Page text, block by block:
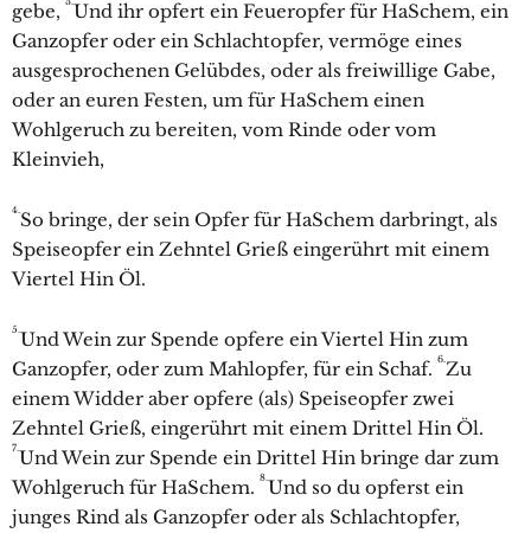
gebe,
Und ihr opfert ein Feueropfer für HaSchem, ein
Ganzopfer oder ein Schlachtopfer, vermöge eines
ausgesprochenen Gelübdes, oder als freiwillige Gabe,
oder an euren Festen, um für HaSchem einen
Wohlgeruch zu bereiten, vom Rinde oder vom
Kleinvieh,
4.So bringe, der sein Opfer für HaSchem darbringt, als
Speiseopfer ein Zehntel Grieß eingerührt mit einem
Viertel Hin Öl.
5.Und Wein zur Spende opfere ein Viertel Hin zum
Ganzopfer, oder zum Mahlopfer, für ein Schaf. 6.Zu
einem Widder aber opfere (als) Speiseopfer zwei
Zehntel Grieß, eingerührt mit einem Drittel Hin Öl.
7.Und Wein zur Spende ein Drittel Hin bringe dar zum
Wohlgeruch für HaSchem. 8.Und so du opferst ein
junges Rind als Ganzopfer oder als Schlachtopfer,